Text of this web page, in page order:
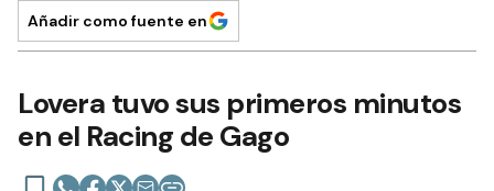
Añadir como fuente en
Lovera tuvo sus primeros minutos
en el Racing de Gago